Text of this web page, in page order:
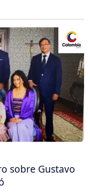
sobre Gustavo